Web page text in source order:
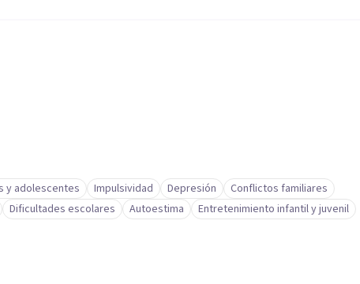
y adolescentes Impulsividad Depresión
Conflictos familiares
Dificultades escolares Autoestima Entretenimiento infantil y juvenil